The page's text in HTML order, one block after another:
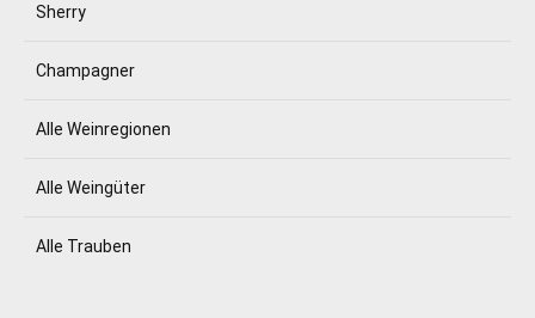
Sherry
Champagner
Alle Weinregionen
Alle Weingüter
Alle Trauben